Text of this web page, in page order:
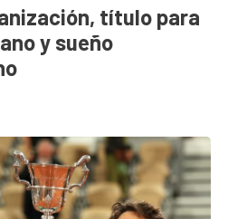
título para
y sueño